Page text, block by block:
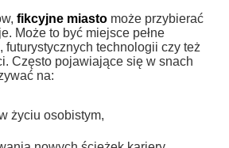
fikcyjne miasto może przybierać
Może to być miejsce pełne
futurystycznych technologii czy też
Często pojawiające się w snach
na:
życiu osobistym,